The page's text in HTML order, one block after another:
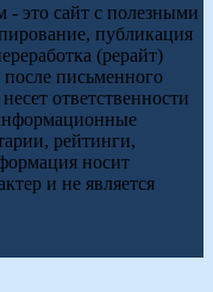
это сайт с полезными
публикация
(рерайт)
письменного
ответственности
рейтинги,
носит
и не является